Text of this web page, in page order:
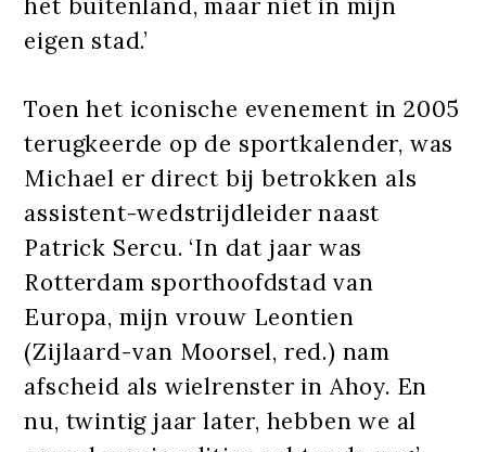
het buitenland, maar niet in mijn
eigen stad.’
Toen het iconische evenement in 2005
terugkeerde op de sportkalender, was
Michael er direct bij betrokken als
assistent-wedstrijdleider naast
Patrick Sercu. ‘In dat jaar was
Rotterdam sporthoofdstad van
Europa, mijn vrouw Leontien
(Zijlaard-van Moorsel, red.) nam
afscheid als wielrenster in Ahoy. En
nu, twintig jaar later, hebben we al